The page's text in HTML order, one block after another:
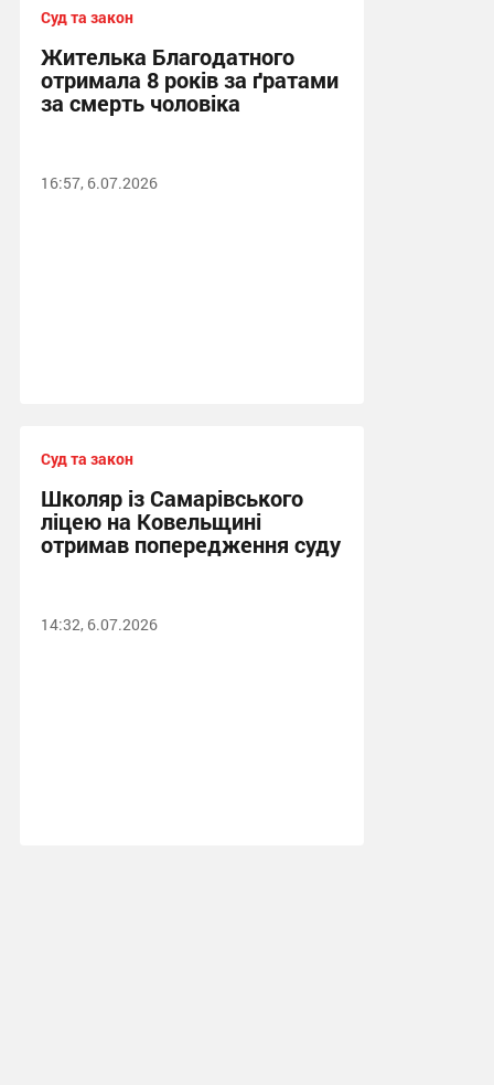
Суд та закон
Жителька Благодатного
отримала 8 років за ґратами
за смерть чоловіка
16:57, 6.07.2026
Суд та закон
Школяр із Самарівського
ліцею на Ковельщині
отримав попередження суду
14:32, 6.07.2026